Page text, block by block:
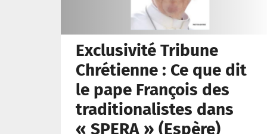
Exclusivité Tribune
Chrétienne : Ce que dit
le pape François des
traditionalistes dans
« SPERA » (Espère)